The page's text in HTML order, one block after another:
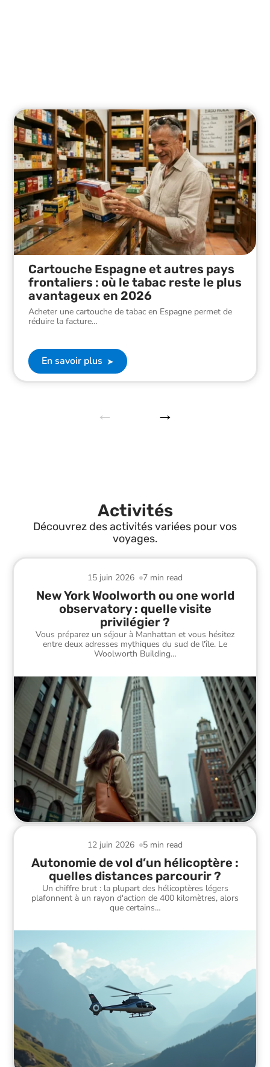
Cartouche Espagne et autres pays
frontaliers : où le tabac reste le plus
avantageux en 2026
Acheter une cartouche de tabac en Espagne permet de
réduire la facture…
En savoir plus
Activités
Découvrez des activités variées pour vos
voyages.
7 min read
15 juin 2026
New York Woolworth ou one world
observatory : quelle visite
privilégier ?
Vous préparez un séjour à Manhattan et vous hésitez
entre deux adresses mythiques du sud de l'île. Le
Woolworth Building…
5 min read
12 juin 2026
Autonomie de vol d’un hélicoptère :
quelles distances parcourir ?
Un chiffre brut : la plupart des hélicoptères légers
plafonnent à un rayon d'action de 400 kilomètres, alors
que certains…